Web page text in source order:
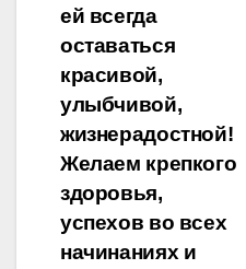
ей всегда
оставаться
красивой,
улыбчивой,
жизнерадостной!
Желаем крепкого
здоровья,
успехов во всех
начинаниях и